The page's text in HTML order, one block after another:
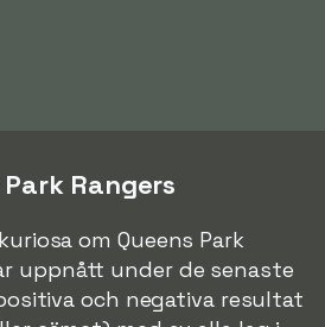
Rangers
om Queens Park
uppnått under de senaste
och negativa resultat